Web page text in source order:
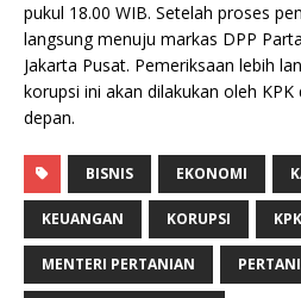
pukul 18.00 WIB. Setelah proses
langsung menuju markas DPP
Jakarta Pusat. Pemeriksaan lebih
korupsi ini akan dilakukan oleh
depan.
BISNIS EKONOMI
KEUANGAN KORUPSI KPK
MENTERI PERTANIAN